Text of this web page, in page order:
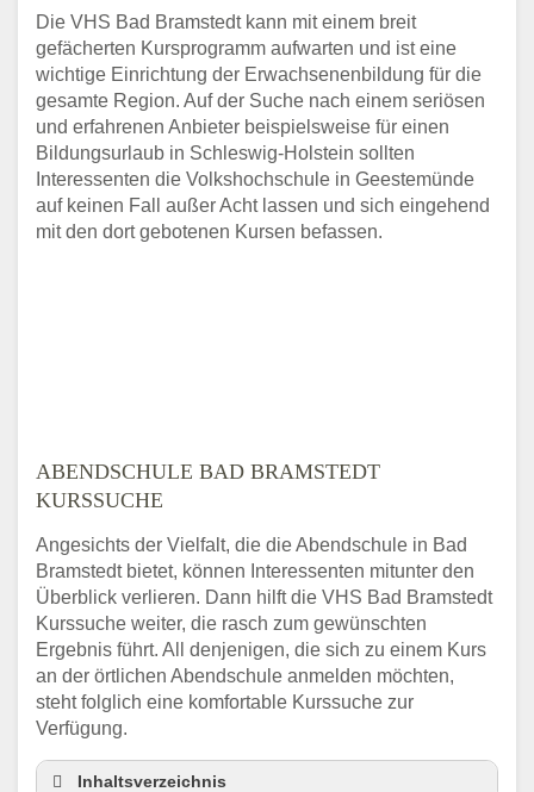
Die VHS Bad Bramstedt kann mit einem breit
gefächerten Kursprogramm aufwarten und ist eine
wichtige Einrichtung der Erwachsenenbildung für die
gesamte Region. Auf der Suche nach einem seriösen
und erfahrenen Anbieter beispielsweise für einen
Bildungsurlaub in Schleswig-Holstein sollten
Interessenten die Volkshochschule in Geestemünde
auf keinen Fall außer Acht lassen und sich eingehend
mit den dort gebotenen Kursen befassen.
ABENDSCHULE BAD BRAMSTEDT
KURSSUCHE
Angesichts der Vielfalt, die die Abendschule in Bad
Bramstedt bietet, können Interessenten mitunter den
Überblick verlieren. Dann hilft die VHS Bad Bramstedt
Kurssuche weiter, die rasch zum gewünschten
Ergebnis führt. All denjenigen, die sich zu einem Kurs
an der örtlichen Abendschule anmelden möchten,
steht folglich eine komfortable Kurssuche zur
Verfügung.
Inhaltsverzeichnis